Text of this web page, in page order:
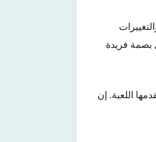
بصمة فريدة
اللعبة. إن